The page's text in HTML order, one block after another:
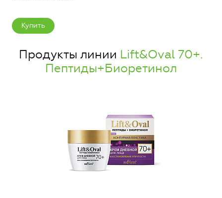
Купить
Продукты линии Lift&Oval 70+.
Пептиды+Биоретинол